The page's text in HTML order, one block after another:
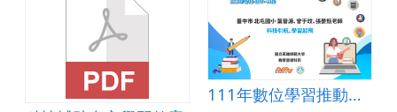
111年數位學習推動優良教案-自主學習組(國小)-特優-臺中市北屯國小-葉晉源、曾于玟、張晏甄老師